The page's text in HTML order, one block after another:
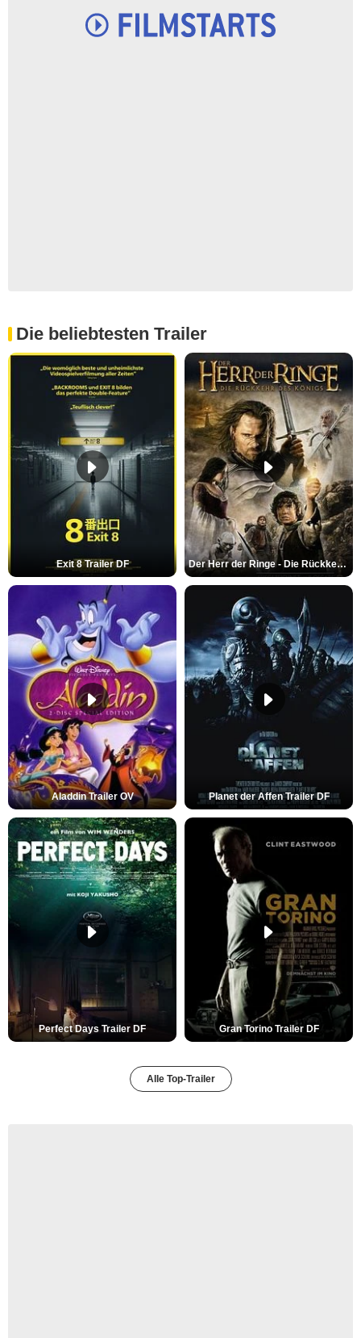
Die beliebtesten Trailer
Exit 8 Trailer DF Der Herr der Ringe - Die Rückkehr des Königs Trailer OV
Aladdin Trailer OV Planet der Affen Trailer DF
Perfect Days Trailer DF Gran Torino Trailer DF
Alle Top-Trailer